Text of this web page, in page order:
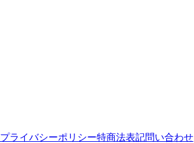
プライバシーポリシー特商法表記問い合わせ